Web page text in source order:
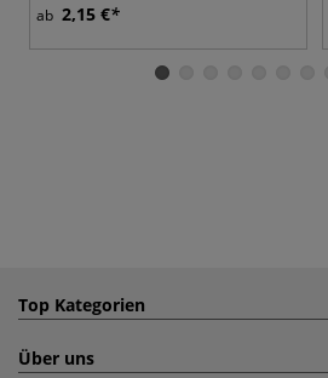
ab 2,15 €
Top Kategorien
Über uns